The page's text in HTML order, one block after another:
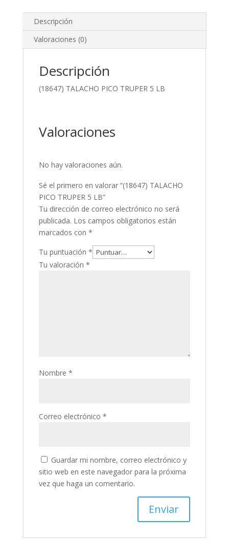
Descripción
Valoraciones (0)
Descripción
(18647) TALACHO PICO TRUPER 5 LB
Valoraciones
No hay valoraciones aún.
Sé el primero en valorar “(18647) TALACHO
PICO TRUPER 5 LB”
Tu dirección de correo electrónico no será
publicada. Los campos obligatorios están
marcados con *
Tu puntuación *
Tu valoración *
Nombre *
Correo electrónico *
Guardar mi nombre, correo electrónico y
sitio web en este navegador para la próxima
vez que haga un comentario.